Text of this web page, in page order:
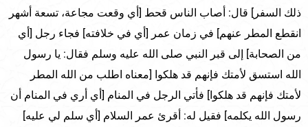
ذلك السفر] قال: أصاب الناس قحط [أي وقعت مجاعة، تسعة أشهر
انقطع المطر عنهم] في زمان عمر [أي في خلافته] فجاء رجل [أي
من الصحابة] إلى قبر النبي صلى الله عليه وسلم فقال: يا رسول
الله استسق لأمتك فإنهم قد هلكوا [معناه اطلب من الله المطر
لأمتك فإنهم قد هلكوا] فأتي الرجل في المنام [أي أري في المنام أن
رسول الله يكلمه] فقيل له: أقرئ عمر السلام [أي سلم لي عليه]